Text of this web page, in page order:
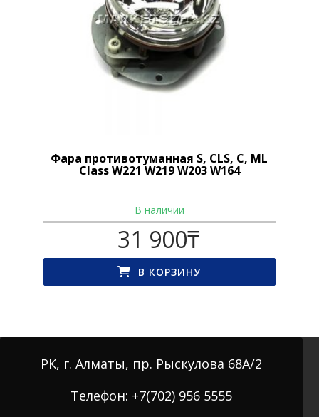
Фара противотуманная S, CLS, C, ML
Class W221 W219 W203 W164
В наличии
31 900₸
В КОРЗИНУ
РК, г. Алматы, пр. Рыскулова 68А/2
Телефон: +7(702) 956 5555